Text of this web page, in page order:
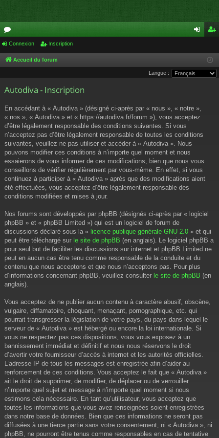
or
u
s
cri
pti
Connexion Inscription
Accueil du forum
Langue :
Autodiva - Inscription
En accédant à « Autodiva » (désigné ci-après par « nous », « notre »,
« nos », « Autodiva » et « https://autodiva.fr/forum »), vous acceptez
d’être légalement responsable des conditions suivantes. Si vous
n’acceptez pas d’être légalement responsable de toutes les conditions
suivantes, veuillez ne pas utiliser et accéder à « Autodiva ». Nous
pouvons modifier ces conditions à n’importe quel moment et nous
essaierons de vous informer de ces modifications, bien que nous vous
conseillons de vérifier régulièrement par vous-même. En effet, si vous
continuez à participer à « Autodiva » après que des modifications aient
été effectuées, vous acceptez d’être légalement responsable des
conditions modifiées et mises à jour.
Nos forums sont développés par phpBB (désignés ci-après par « logiciel
phpBB » et « phpBB Limited ») qui est un logiciel de forum de
discussions déclaré sous la « licence publique générale GNU 2.0 » et qui
peut être téléchargé sur le site de phpBB (en anglais). Le logiciel phpBB a
pour seul but de faciliter les discussions sur internet et phpBB Limited ne
peut en aucun cas être tenu comme responsable de la conduite et du
contenu que nous acceptons et que nous n’acceptons pas. Pour plus
d’informations concernant phpBB, veuillez consulter le site de phpBB (en
anglais).
Vous acceptez de ne publier aucun contenu à caractère abusif, obscène,
vulgaire, diffamatoire, choquant, menaçant, pornographique, etc. qui
pourrait transgresser la législation de votre pays, du pays dans lequel le
serveur de « Autodiva » est hébergé ou encore la loi internationale. Si
vous ne respectez pas ces dispositions, vous vous exposez à un
bannissement immédiat et définitif et nous nous réservons le droit
d’avertir votre fournisseur d’accès à internet et les autorités officielles.
L’adresse IP de tous les messages est enregistrée afin d’aider au
renforcement de ces conditions. Vous acceptez le fait que « Autodiva »
ait le droit de supprimer, de modifier, de déplacer ou de verrouiller
n’importe quel sujet et message à n’importe quel moment si nous
estimons cela nécessaire. En tant qu’utilisateur, vous acceptez que
toutes les informations que vous avez renseignées soient enregistrées
dans notre base de données. Bien que ces informations ne seront pas
diffusées à une tierce partie sans votre consentement, ni « Autodiva », ni
phpBB, ne pourront être tenus comme responsables en cas de tentative